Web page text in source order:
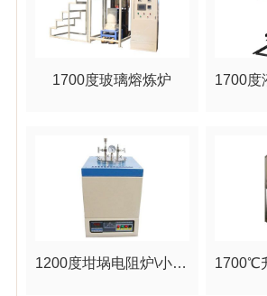
1700度玻璃熔炼炉
1200度坩埚电阻炉\小型实验坩埚炉